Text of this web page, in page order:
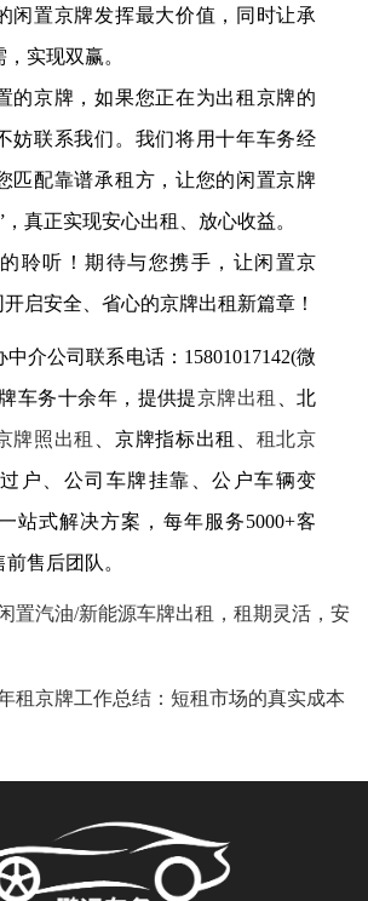
闲置京牌发挥最大价值，同时让承
实现双赢。
的京牌，如果您正在为出租京牌的
妨联系我们。我们将用十年车务经
匹配靠谱承租方，让您的闲置京牌
真正实现安心出租、放心收益。
聆听！期待与您携手，让闲置京
启安全、省心的京牌出租新篇章！
介公司联系电话：15801017142(微
车务十余年，提供提京牌出租
、北
牌照出租 、京牌指标出租、 租北京
过户、公司车牌挂靠、公户车辆变
站式解决方案，每年服务5000+客
售后团队。
置汽油/新能源车牌出租，租期灵活，安
租京牌工作总结：短租市场的真实成本